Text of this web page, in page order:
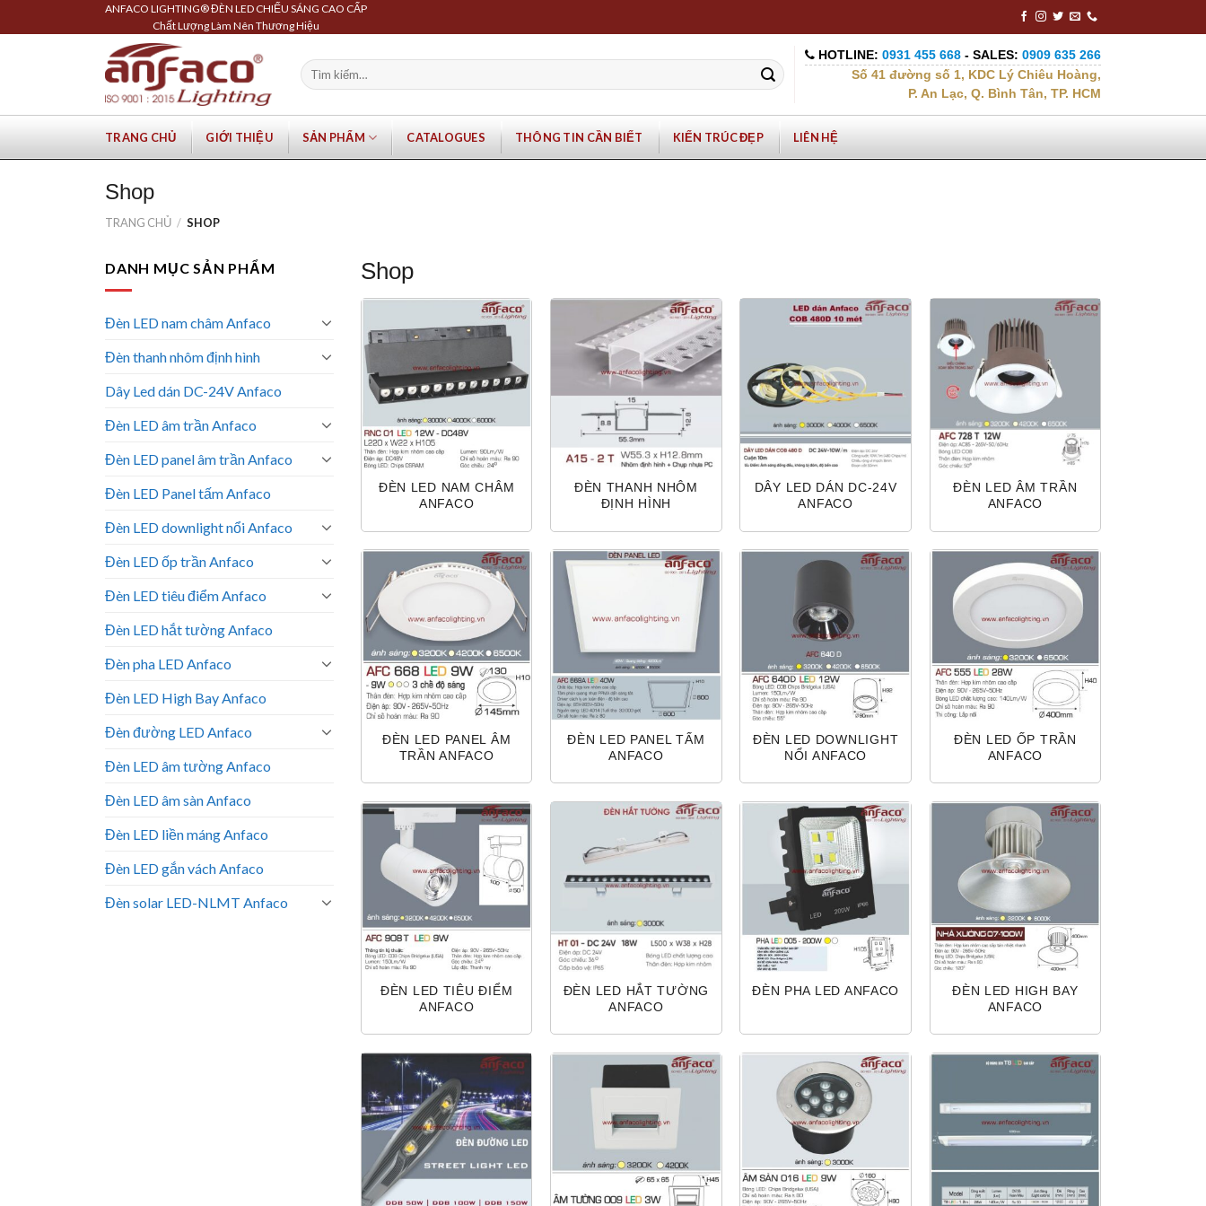
to
ANFACO LIGHTING® ĐÈN LED CHIẾU SÁNG CAO CẤP
Chất Lượng Làm Nên Thương Hiệu
Tìm
kiếm:
HOTLINE: 0931 455 668 - SALES: 0909 635 266
Số 41 đường số 1, KDC Lý Chiêu Hoàng,
P. An Lạc, Q. Bình Tân, TP. HCM
TRANG CHỦ GIỚI THIỆU SẢN PHẨM CATALOGUES THÔNG TIN CẦN BIẾT KIẾN TRÚC ĐẸP LIÊN HỆ
Shop
TRANG CHỦ / SHOP
DANH MỤC SẢN PHẨM
Đèn LED nam châm Anfaco
Đèn thanh nhôm định hình
Dây Led dán DC-24V Anfaco
Đèn LED âm trần Anfaco
Đèn LED panel âm trần Anfaco
Đèn LED Panel tấm Anfaco
Đèn LED downlight nổi Anfaco
Đèn LED ốp trần Anfaco
Đèn LED tiêu điểm Anfaco
Đèn LED hắt tường Anfaco
Đèn pha LED Anfaco
Đèn LED High Bay Anfaco
Đèn đường LED Anfaco
Đèn LED âm tường Anfaco
Đèn LED âm sàn Anfaco
Đèn LED liền máng Anfaco
Đèn LED gắn vách Anfaco
Đèn solar LED-NLMT Anfaco
Shop
ĐÈN LED NAM CHÂM
ANFACO
ĐÈN THANH NHÔM
ĐỊNH HÌNH
DÂY LED DÁN DC-24V
ANFACO
ĐÈN LED ÂM TRẦN
ANFACO
ĐÈN LED PANEL ÂM
TRẦN ANFACO
ĐÈN LED PANEL TẤM
ANFACO
ĐÈN LED DOWNLIGHT
NỔI ANFACO
ĐÈN LED ỐP TRẦN
ANFACO
ĐÈN LED TIÊU ĐIỂM
ANFACO
ĐÈN LED HẮT TƯỜNG
ANFACO
ĐÈN PHA LED ANFACO
ĐÈN LED HIGH BAY
ANFACO